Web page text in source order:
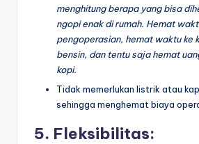
menghitung berapa yang bisa
ngopi enak di rumah. Hemat
pengoperasian, hemat waktu ke
bensin, dan tentu saja hemat
kopi.
Tidak memerlukan listrik atau
sehingga menghemat biaya
5. Fleksibilitas: